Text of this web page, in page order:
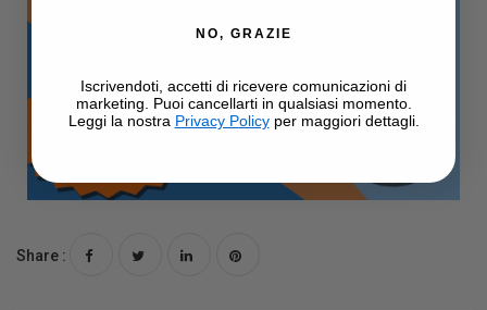
Share :
NO, GRAZIE
Iscrivendoti, accetti di ricevere comunicazioni di
marketing. Puoi cancellarti in qualsiasi momento.
Leggi la nostra Privacy Policyper maggiori dettagli.